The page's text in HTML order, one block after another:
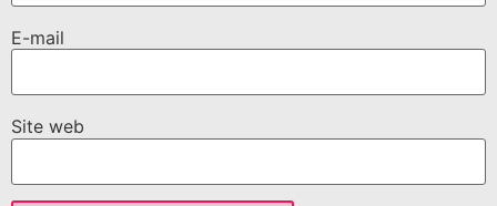
E-mail
Site web